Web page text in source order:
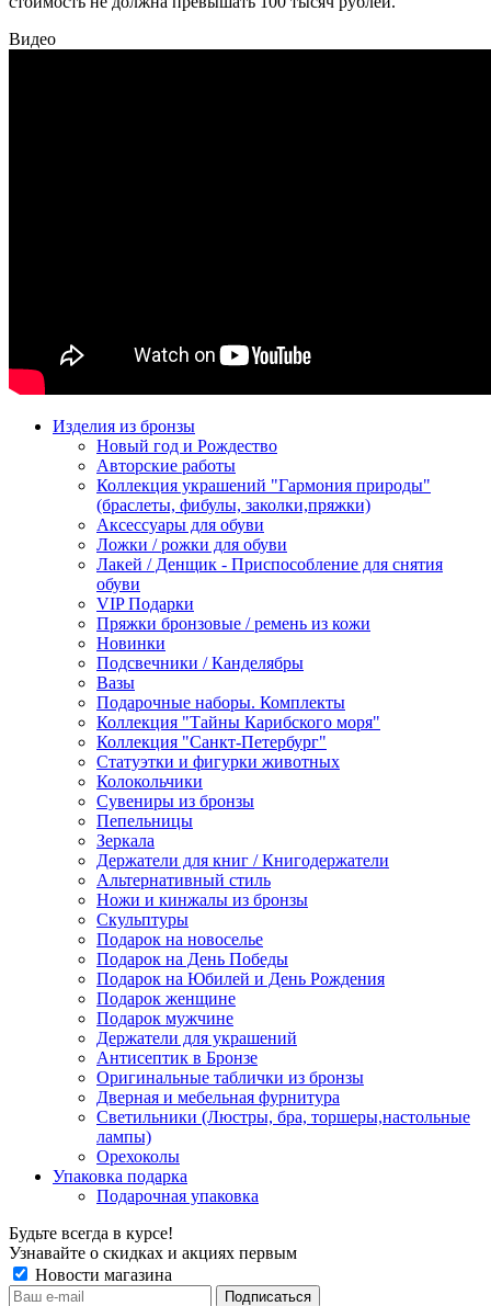
Видео
Изделия из бронзы
Новый год и Рождество
Авторские работы
Коллекция украшений "Гармония природы"
(браслеты, фибулы, заколки,пряжки)
Аксессуары для обуви
Ложки / рожки для обуви
Лакей / Денщик - Приспособление для снятия
обуви
VIP Подарки
Пряжки бронзовые / ремень из кожи
Новинки
Подсвечники / Канделябры
Вазы
Подарочные наборы. Комплекты
Коллекция "Тайны Карибского моря"
Коллекция "Санкт-Петербург"
Статуэтки и фигурки животных
Колокольчики
Сувениры из бронзы
Пепельницы
Зеркала
Держатели для книг / Книгодержатели
Альтернативный стиль
Ножи и кинжалы из бронзы
Скульптуры
Подарок на новоселье
Подарок на День Победы
Подарок на Юбилей и День Рождения
Подарок женщине
Подарок мужчине
Держатели для украшений
Антисептик в Бронзе
Оригинальные таблички из бронзы
Дверная и мебельная фурнитура
Светильники (Люстры, бра, торшеры,настольные
лампы)
Орехоколы
Упаковка подарка
Подарочная упаковка
Будьте всегда в курсе!
Узнавайте о скидках и акциях первым
Новости магазина